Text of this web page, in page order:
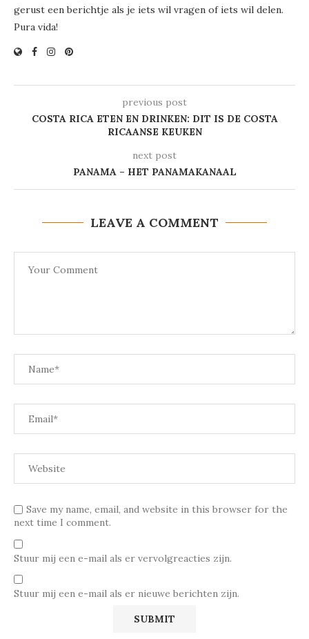
gerust een berichtje als je iets wil vragen of iets wil delen.
Pura vida!
previous post
COSTA RICA ETEN EN DRINKEN: DIT IS DE COSTA
RICAANSE KEUKEN
next post
PANAMA – HET PANAMAKANAAL
LEAVE A COMMENT
Save my name, email, and website in this browser for the
next time I comment.
Stuur mij een e-mail als er vervolgreacties zijn.
Stuur mij een e-mail als er nieuwe berichten zijn.